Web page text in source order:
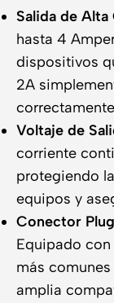
Salida de
hasta 4
dispositivos
2A
Voltaje de
corriente
protegiendo
equipos y
Conector
Equipado
más
amplia